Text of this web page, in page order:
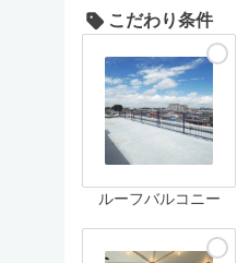
こだわり条件
ルーフバルコニー